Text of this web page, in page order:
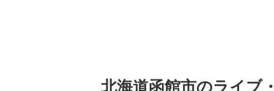
北海道函館市のライブ